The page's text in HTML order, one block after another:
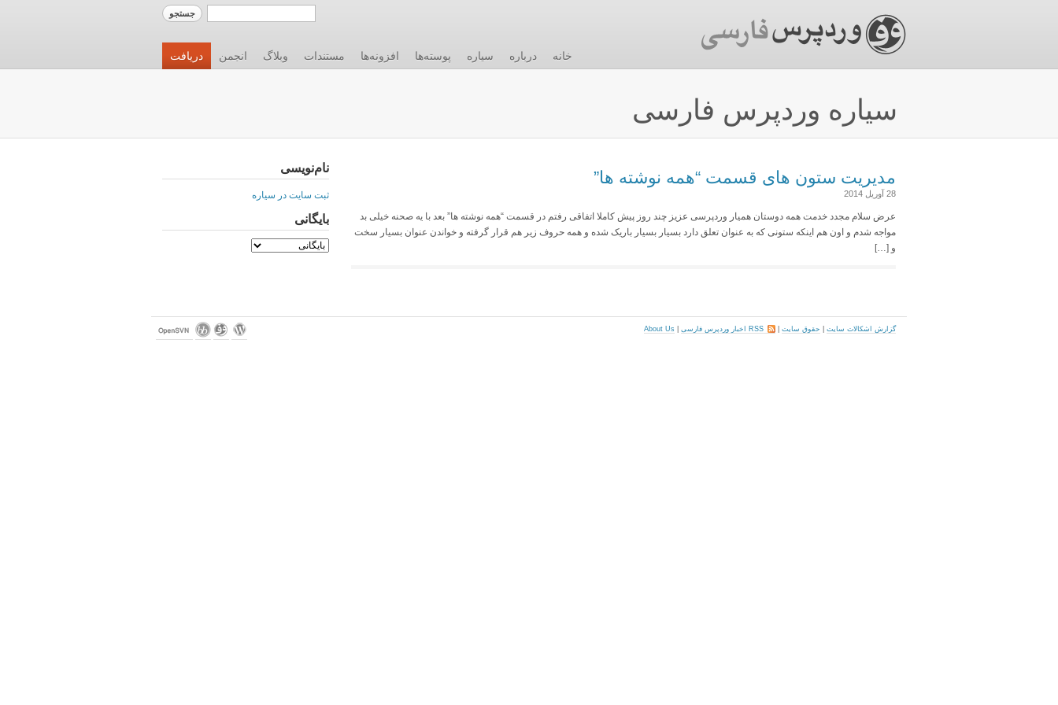
دریافت انجمن وبلاگ مستندات افزونه‌ها پوسته‌ها سیاره درباره خانه
سیاره وردپرس فارسی
مدیریت ستون های قسمت “همه نوشته ها”
28 آوریل 2014
عرض سلام مجدد خدمت همه دوستان همیار وردپرسی عزیز چند روز پیش کاملا اتفاقی رفتم در قسمت “همه نوشته ها” بعد با یه صحنه خیلی بد
مواجه شدم و اون هم اینکه ستونی که به عنوان تعلق دارد بسیار بسیار باریک شده و همه حروف زیر هم قرار گرفته و خواندن عنوان بسیار سخت
و […]
نام‌نویسی
ثبت سایت در سیاره
بایگانی
گزارش اشکالات سایت حقوق سایت RSS اخبار وردپرس فارسی About Us